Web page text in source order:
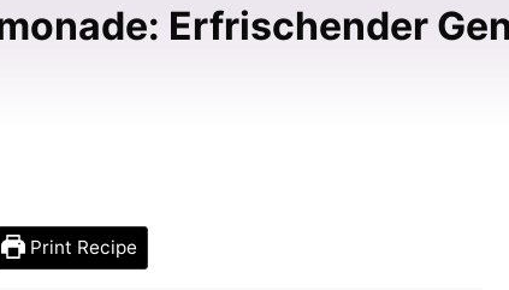
Erfrischender
Print Recipe